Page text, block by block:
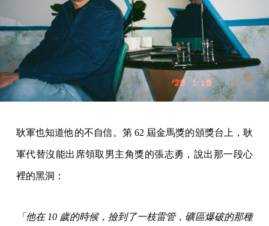
耿軍也知道他的不自信。第 62 屆金馬獎的頒獎台上，耿
軍代替沒能出席領取男主角獎的張志勇，說出那一段心
裡的黑洞：
「他在 10 歲的時候，撿到了一枝雷管，礦區爆破的那種